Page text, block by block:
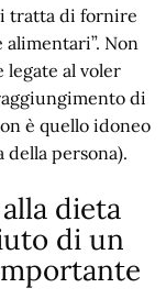
tratta di fornire
Non
legate al voler
di
è quello idoneo
persona).
dieta
di un